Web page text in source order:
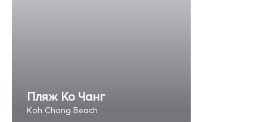
Пляж Ко Чанг
Koh Chang Beach